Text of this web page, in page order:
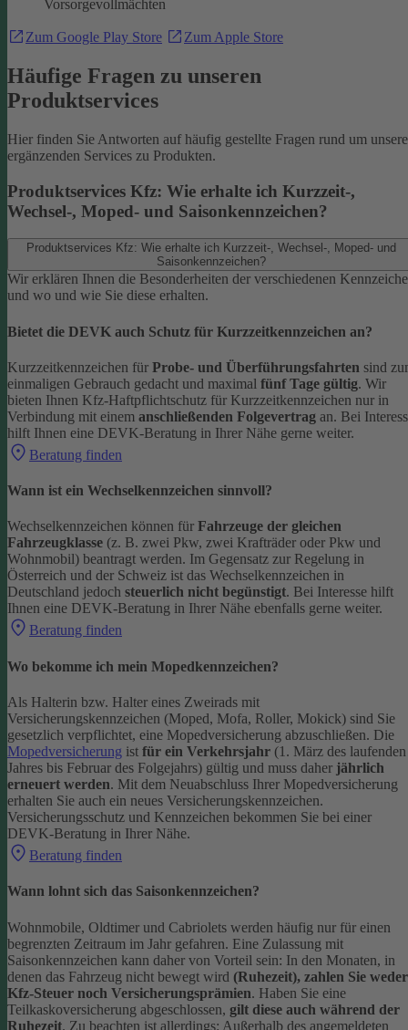
Vorsorgevollmächten
Zum Google Play Store Zum Apple Store
Häufige Fragen zu unseren
Produktservices
Hier finden Sie Antworten auf häufig gestellte Fragen rund um unsere
ergänzenden Services zu Produkten.
Produktservices Kfz: Wie erhalte ich Kurzzeit-,
Wechsel-, Moped- und Saisonkennzeichen?
Produktservices Kfz: Wie erhalte ich Kurzzeit-, Wechsel-, Moped- und
Saisonkennzeichen?
Wir erklären Ihnen die Besonderheiten der verschiedenen
und wo und wie Sie diese erhalten.
Bietet die DEVK auch Schutz für Kurzzeitkennzeichen an?
Kurzzeitkennzeichen für Probe- und Überführungsfahrten sind
einmaligen Gebrauch gedacht und maximal fünf Tage gültig. Wir
bieten Ihnen Kfz-Haftpflichtschutz für Kurzzeitkennzeichen nur in
Verbindung mit einem anschließenden Folgevertrag an. Bei
hilft Ihnen eine DEVK-Beratung in Ihrer Nähe gerne weiter.
Beratung finden
Wann ist ein Wechselkennzeichen sinnvoll?
Wechselkennzeichen können für Fahrzeuge der gleichen
Fahrzeugklasse (z. B. zwei Pkw, zwei Krafträder oder Pkw und
Wohnmobil) beantragt werden. Im Gegensatz zur Regelung in
Österreich und der Schweiz ist das Wechselkennzeichen in
Deutschland jedoch steuerlich nicht begünstigt. Bei Interesse hilft
Ihnen eine DEVK-Beratung in Ihrer Nähe ebenfalls gerne weiter.
Beratung finden
Wo bekomme ich mein Mopedkennzeichen?
Als Halterin bzw. Halter eines Zweirads mit
Versicherungskennzeichen (Moped, Mofa, Roller, Mokick) sind Sie
gesetzlich verpflichtet, eine Mopedversicherung abzuschließen. Die
Mopedversicherung ist für ein Verkehrsjahr (1. März des laufenden
Jahres bis Februar des Folgejahrs) gültig und muss daher jährlich
erneuert werden. Mit dem Neuabschluss Ihrer Mopedversicherung
erhalten Sie auch ein neues Versicherungskennzeichen.
Versicherungsschutz und Kennzeichen bekommen Sie bei einer
DEVK-Beratung in Ihrer Nähe.
Beratung finden
Wann lohnt sich das Saisonkennzeichen?
Wohnmobile, Oldtimer und Cabriolets werden häufig nur für einen
begrenzten Zeitraum im Jahr gefahren. Eine Zulassung mit
Saisonkennzeichen kann daher von Vorteil sein: In den Monaten, in
denen das Fahrzeug nicht bewegt wird (Ruhezeit), zahlen Sie weder
Kfz-Steuer noch Versicherungsprämien. Haben Sie eine
Teilkaskoversicherung abgeschlossen, gilt diese auch während der
Ruhezeit. Zu beachten ist allerdings: Außerhalb des angemeldeten